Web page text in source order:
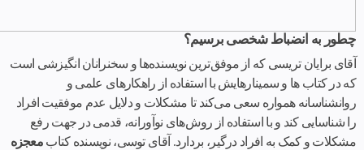
چطور به انضباط شخصی برسیم؟
آقای برایان تریسی که از موفق‌ترین نویسنده‌ها و سخنرانان انگیزشی است
که در کتاب ها و سمینارهایش با استفاده از راهکارهای علمی و
روانشناسانه همواره سعی می‌کند تا مشکلات و دلایل عدم موفقیت افراد
را شناسایی کند و با استفاده از روش‌های نوآورانه، قدمی در جهت رفع
مشکلات و کمک به افراد درگیر، بردارد. آقای توسی، نویسنده کتاب معجزه